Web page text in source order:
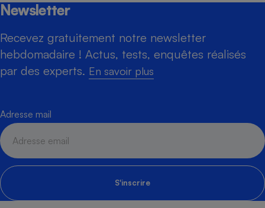
Newsletter
Recevez gratuitement notre newsletter
hebdomadaire ! Actus, tests, enquêtes réalisés
par des experts. En savoir plus
Adresse mail
S'inscrire